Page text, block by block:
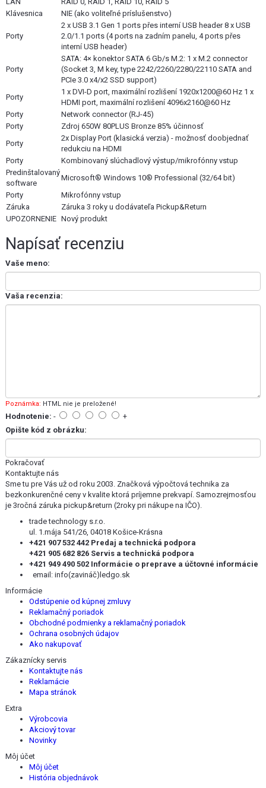
Klávesnica
NIE (ako voliteľné príslušenstvo)
Porty
2 x USB 3.1 Gen 1 ports přes interní USB header 8 x USB
2.0/1.1 ports (4 ports na zadním panelu, 4 ports přes
interní USB header)
Porty
SATA: 4× konektor SATA 6 Gb/s M.2: 1 x M.2 connector
(Socket 3, M key, type 2242/2260/2280/22110 SATA and
PCIe 3.0 x4/x2 SSD support)
Porty
1 x DVI-D port, maximální rozlišení 1920x1200@60 Hz 1 x
HDMI port, maximální rozlišení 4096x2160@60 Hz
Porty
Network connector (RJ-45)
Porty
Zdroj 650W 80PLUS Bronze 85% účinnosť
Porty
2x Display Port (klasická verzia) - možnosť doobjednať
redukciu na HDMI
Porty
Kombinovaný slúchadlový výstup/mikrofónny vstup
Predinštalovaný
software
Microsoft® Windows 10® Professional (32/64 bit)
Porty
Mikrofónny vstup
Záruka
Záruka 3 roky u dodávateľa Pickup&Return
UPOZORNENIE Nový produkt
Napísať recenziu
Vaše meno:
Vaša recenzia:
Poznámka: HTML nie je preložené!
Hodnotenie: -
+
Opište kód z obrázku:
Pokračovať
Kontaktujte nás
Sme tu pre Vás už od roku 2003. Značková výpočtová technika za
bezkonkurenčné ceny v kvalite ktorá príjemne prekvapí. Samozrejmosťou
je 3ročná záruka pickup&return (2roky pri nákupe na IČO).
trade technology s.r.o.
ul. 1.mája 541/26, 04018 Košice-Krásna
+421 907 532 442 Predaj a technická podpora
+421 905 682 826 Servis a technická podpora
+421 949 490 502 Informácie o preprave a účtovné informácie
email: info(zavináč)ledgo.sk
Informácie
Odstúpenie od kúpnej zmluvy
Reklamačný poriadok
Obchodné podmienky a reklamačný poriadok
Ochrana osobných údajov
Ako nakupovať
Zákaznícky servis
Kontaktujte nás
Reklamácie
Mapa stránok
Extra
Výrobcovia
Akciový tovar
Novinky
Môj účet
Môj účet
História objednávok